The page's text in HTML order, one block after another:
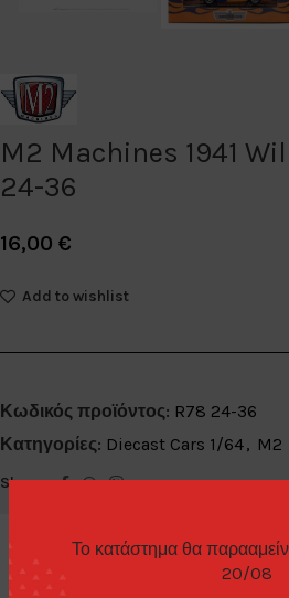
Το κατάστημα θα
20/08
M2 Machines 1941
24-36
16,00 €
Add to wishlist
Κωδικός προϊόντος: R78 24-36
Κατηγορίες: Diecast Cars 1/64, M2
Share: